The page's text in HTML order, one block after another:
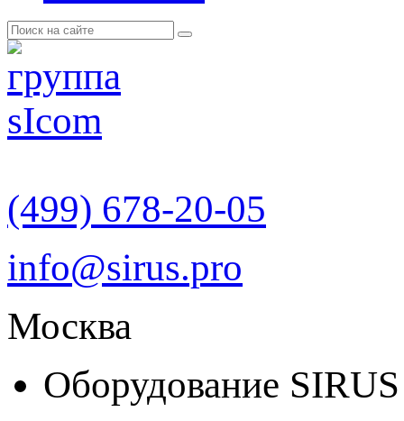
(499) 678-20-05
info@sirus.pro
Москва
Оборудование SIRUS